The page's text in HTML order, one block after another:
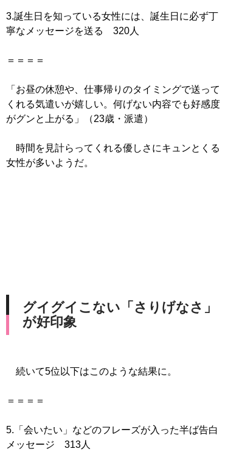
3.誕生日を知っている女性には、誕生日に必ず丁
寧なメッセージを送る 320人
＝＝＝＝
「お昼の休憩や、仕事帰りのタイミングで送って
くれる気遣いが嬉しい。何げない内容でも好感度
がグンと上がる」（23歳・派遣）
時間を見計らってくれる優しさにキュンとくる
女性が多いようだ。
グイグイこない「さりげなさ」
が好印象
続いて5位以下はこのような結果に。
＝＝＝＝
5.「会いたい」などのフレーズが入った半ば告白
メッセージ 313人